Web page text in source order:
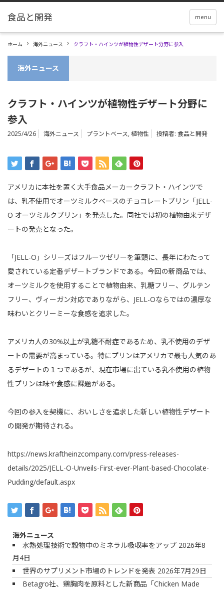
menu
ホーム 海外ニュース クラフト・ハインツが植物性デザート分野に参入
海外ニュース
クラフト・ハインツが植物性デザート分野に
参入
2025/4/26 海外ニュース プラントベース, 植物性 投稿者: 食品と開発
アメリカに本社を置く大手食品メーカークラフト・ハインツで
は、乳不使用でオーツミルクベースのチョコレートプリン「JELL-
O オーツミルクプリン」を発売した。同社では初の植物由来デザ
ートの発売となった。
「JELL-O」シリーズはフルーツゼリーを筆頭に、長年にわたって
愛されている定番デザートブランドである。今回の新商品では、
オーツミルクを使用することで植物由来、乳糖フリー、グルテン
フリー、ヴィーガン対応でありながら、JELL-Oならではの濃厚な
味わいとクリーミーな食感を追求した。
アメリカ人の30%以上が乳糖不耐症であるため、乳不使用のデザ
ートの需要が高まっている。特にプリンはアメリカで最も人気のあ
るデザートの１つであるが、現在市場に出ている乳不使用の植物
性プリンは味や食感に課題がある。
今回の参入を契機に、おいしさを追求した新しい植物性デザート
の開発が期待される。
https://news.kraftheinzcompany.com/press-releases-
details/2025/JELL-O-Unveils-First-ever-Plant-based-Chocolate-
Pudding/default.aspx
海外ニュース
水熱処理技術で穀物中のミネラル吸収率をアップ 2026年8
月4日
世界のサプリメント市場のトレンドを発表 2026年7月29日
Betagro社、鶏胸肉を原料とした新商品「Chicken Made